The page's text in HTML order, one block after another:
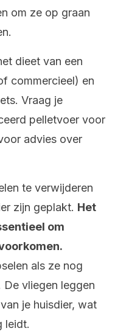
om ze op graan
dieet van een
commercieel) en
Vraag je
pelletvoer voor
advies over
te verwijderen
zijn geplakt. Het
om
als ze nog
vliegen leggen
je huisdier, wat
leidt.